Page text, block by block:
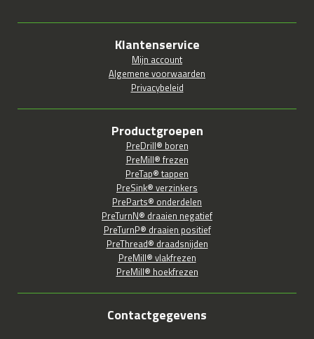
Klantenservice
Mijn account
Algemene voorwaarden
Privacybeleid
Productgroepen
PreDrill® boren
PreMill® frezen
PreTap® tappen
PreSink® verzinkers
PreParts® onderdelen
PreTurnN® draaien negatief
PreTurnP® draaien positief
PreThread® draadsnijden
PreMill® vlakfrezen
PreMill® hoekfrezen
Contactgegevens